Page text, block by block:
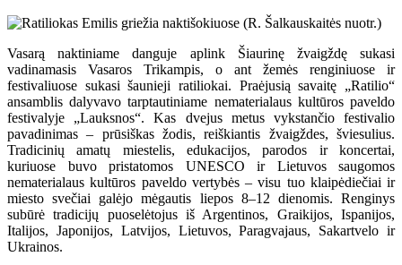
Vasarą naktiniame danguje aplink Šiaurinę žvaigždę sukasi
vadinamasis Vasaros Trikampis, o ant žemės renginiuose ir
festivaliuose sukasi šaunieji ratiliokai. Praėjusią savaitę „Ratilio“
ansamblis dalyvavo tarptautiniame nematerialaus kultūros paveldo
festivalyje „Lauksnos“. Kas dvejus metus vykstančio festivalio
pavadinimas – prūsiškas žodis, reiškiantis žvaigždes, šviesulius.
Tradicinių amatų miestelis, edukacijos, parodos ir koncertai,
kuriuose buvo pristatomos UNESCO ir Lietuvos saugomos
nematerialaus kultūros paveldo vertybės – visu tuo klaipėdiečiai ir
miesto svečiai galėjo mėgautis liepos 8–12 dienomis. Renginys
subūrė tradicijų puoselėtojus iš Argentinos, Graikijos, Ispanijos,
Italijos, Japonijos, Latvijos, Lietuvos, Paragvajaus, Sakartvelo ir
Ukrainos.